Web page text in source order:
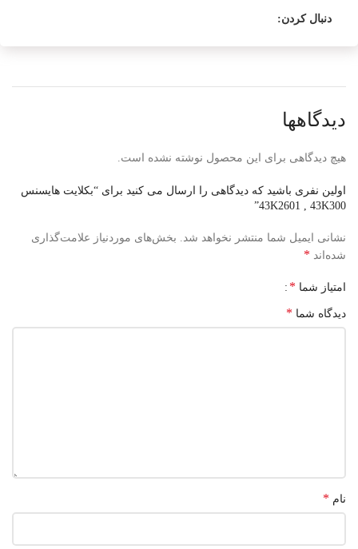
دنبال کردن:
دیدگاهها
هیچ دیدگاهی برای این محصول نوشته نشده است.
اولین نفری باشید که دیدگاهی را ارسال می کنید برای “بکلایت هایسنس
43K2601 , 43K300”
نشانی ایمیل شما منتشر نخواهد شد. بخش‌های موردنیاز علامت‌گذاری
شده‌اند *
امتیاز شما *
دیدگاه شما *
نام *